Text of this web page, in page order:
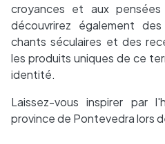
croyances et aux
découvrirez également
chants séculaires et des
les produits uniques de ce
identité.
Laissez-vous inspirer par
province de Pontevedra lors